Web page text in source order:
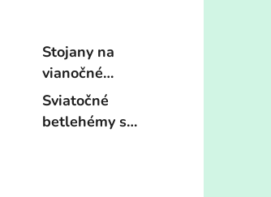
Stojany na
vianočné
stromčeky
Sviatočné
betlehémy s